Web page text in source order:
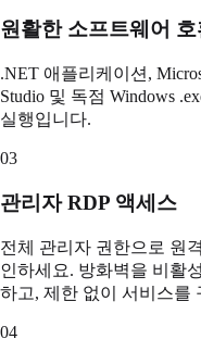
원활한 소프트웨어 호
.NET 애플리케이션,
Studio 및 독점 Windows
실행입니다.
03
관리자 RDP 액세스
전체 관리자 권한으로 원
인하세요. 방화벽을 비활
하고, 제한 없이 서비스를
04